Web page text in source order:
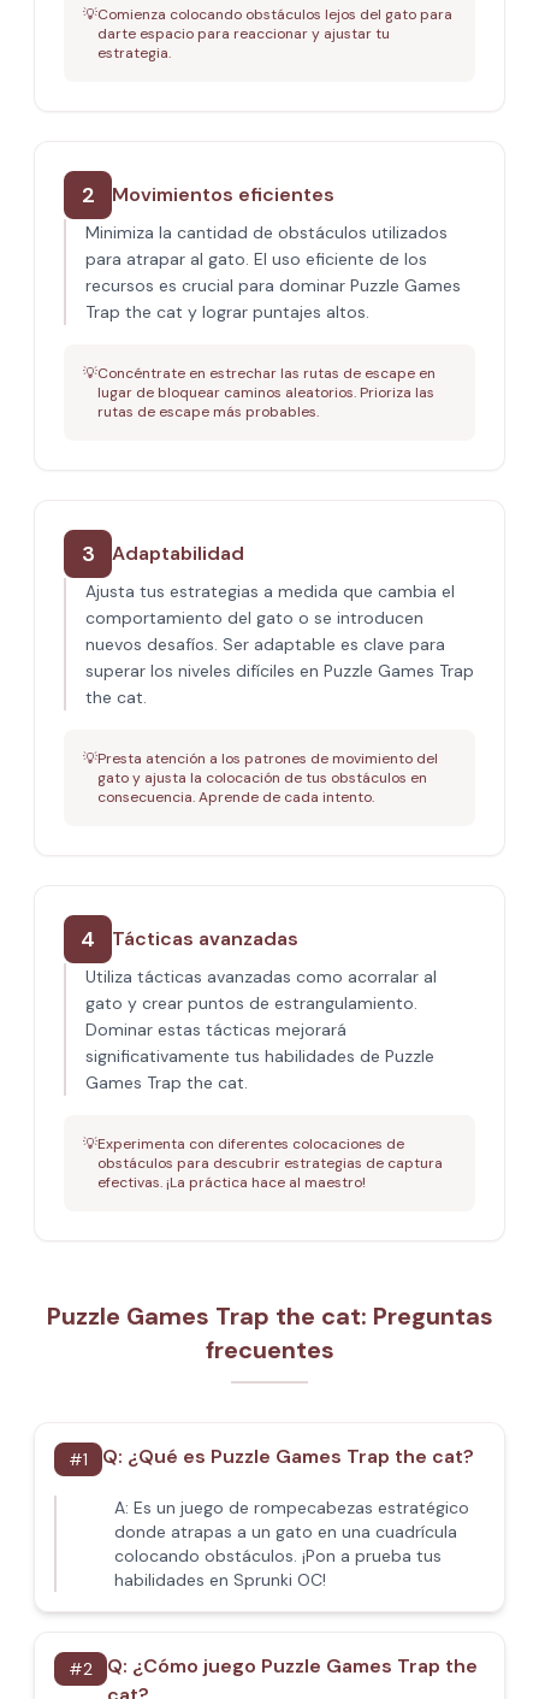
💡Comienza colocando obstáculos lejos del gato para
darte espacio para reaccionar y ajustar tu
estrategia.
2 Movimientos eficientes
Minimiza la cantidad de obstáculos utilizados
para atrapar al gato. El uso eficiente de los
recursos es crucial para dominar Puzzle Games
Trap the cat y lograr puntajes altos.
💡Concéntrate en estrechar las rutas de escape en
lugar de bloquear caminos aleatorios. Prioriza las
rutas de escape más probables.
3 Adaptabilidad
Ajusta tus estrategias a medida que cambia el
comportamiento del gato o se introducen
nuevos desafíos. Ser adaptable es clave para
superar los niveles difíciles en Puzzle Games Trap
the cat.
💡Presta atención a los patrones de movimiento del
gato y ajusta la colocación de tus obstáculos en
consecuencia. Aprende de cada intento.
4 Tácticas avanzadas
Utiliza tácticas avanzadas como acorralar al
gato y crear puntos de estrangulamiento.
Dominar estas tácticas mejorará
significativamente tus habilidades de Puzzle
Games Trap the cat.
💡Experimenta con diferentes colocaciones de
obstáculos para descubrir estrategias de captura
efectivas. ¡La práctica hace al maestro!
Puzzle Games Trap the cat: Preguntas
frecuentes
#1 Q: ¿Qué es Puzzle Games Trap the cat?
A: Es un juego de rompecabezas estratégico
donde atrapas a un gato en una cuadrícula
colocando obstáculos. ¡Pon a prueba tus
habilidades en Sprunki OC!
#2 Q: ¿Cómo juego Puzzle Games Trap the